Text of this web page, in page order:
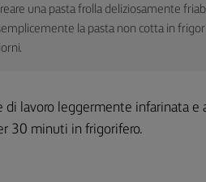
una pasta frolla deliziosamente
la pasta non cotta in
di lavoro leggermente infarinata
30 minuti in frigorifero.